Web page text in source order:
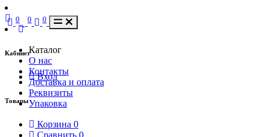
Кабинет
Вход
Товары
Корзина 0
Сравнить 0
0 0 0
Каталог
О нас
Контакты
Доставка и оплата
Реквизиты
Упаковка